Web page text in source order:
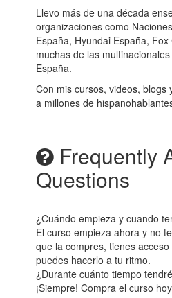
Llevo más de una década
organizaciones como
España, Hyundai España,
muchas de las
España.
Con mis cursos, videos, blogs
a millones de
Frequently
Questions
¿Cuándo empieza y cuando
El curso empieza ahora y no
que la compres, tienes
puedes hacerlo a tu ritmo.
¿Durante cuánto tiempo
¡Siempre! Compra el curso